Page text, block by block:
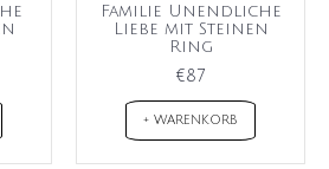
Familie Unendliche
Liebe mit Steinen
Ring
€87
+ WARENKORB